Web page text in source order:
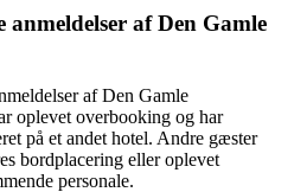
anmeldelser af Den Gamle
af Den Gamle
oplevet overbooking og har
på et andet hotel. Andre gæster
bordplacering eller oplevet
personale.